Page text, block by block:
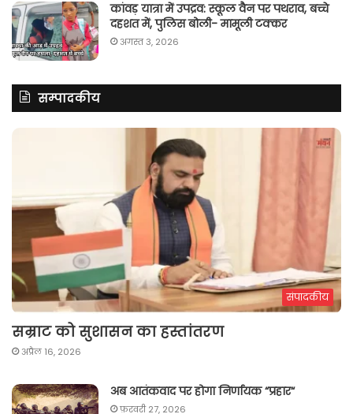
कांवड़ यात्रा में उपद्रव: स्कूल वैन पर पथराव, बच्चे
दहशत में, पुलिस बोली- मामूली टक्कर
अगस्त 3, 2026
सम्पादकीय
संपादकीय
सम्राट को सुशासन का हस्तांतरण
अप्रैल 16, 2026
अब आतंकवाद पर होगा निर्णायक “प्रहार“
फ़रवरी 27, 2026